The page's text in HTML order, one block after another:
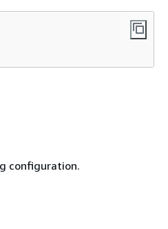
configuration.